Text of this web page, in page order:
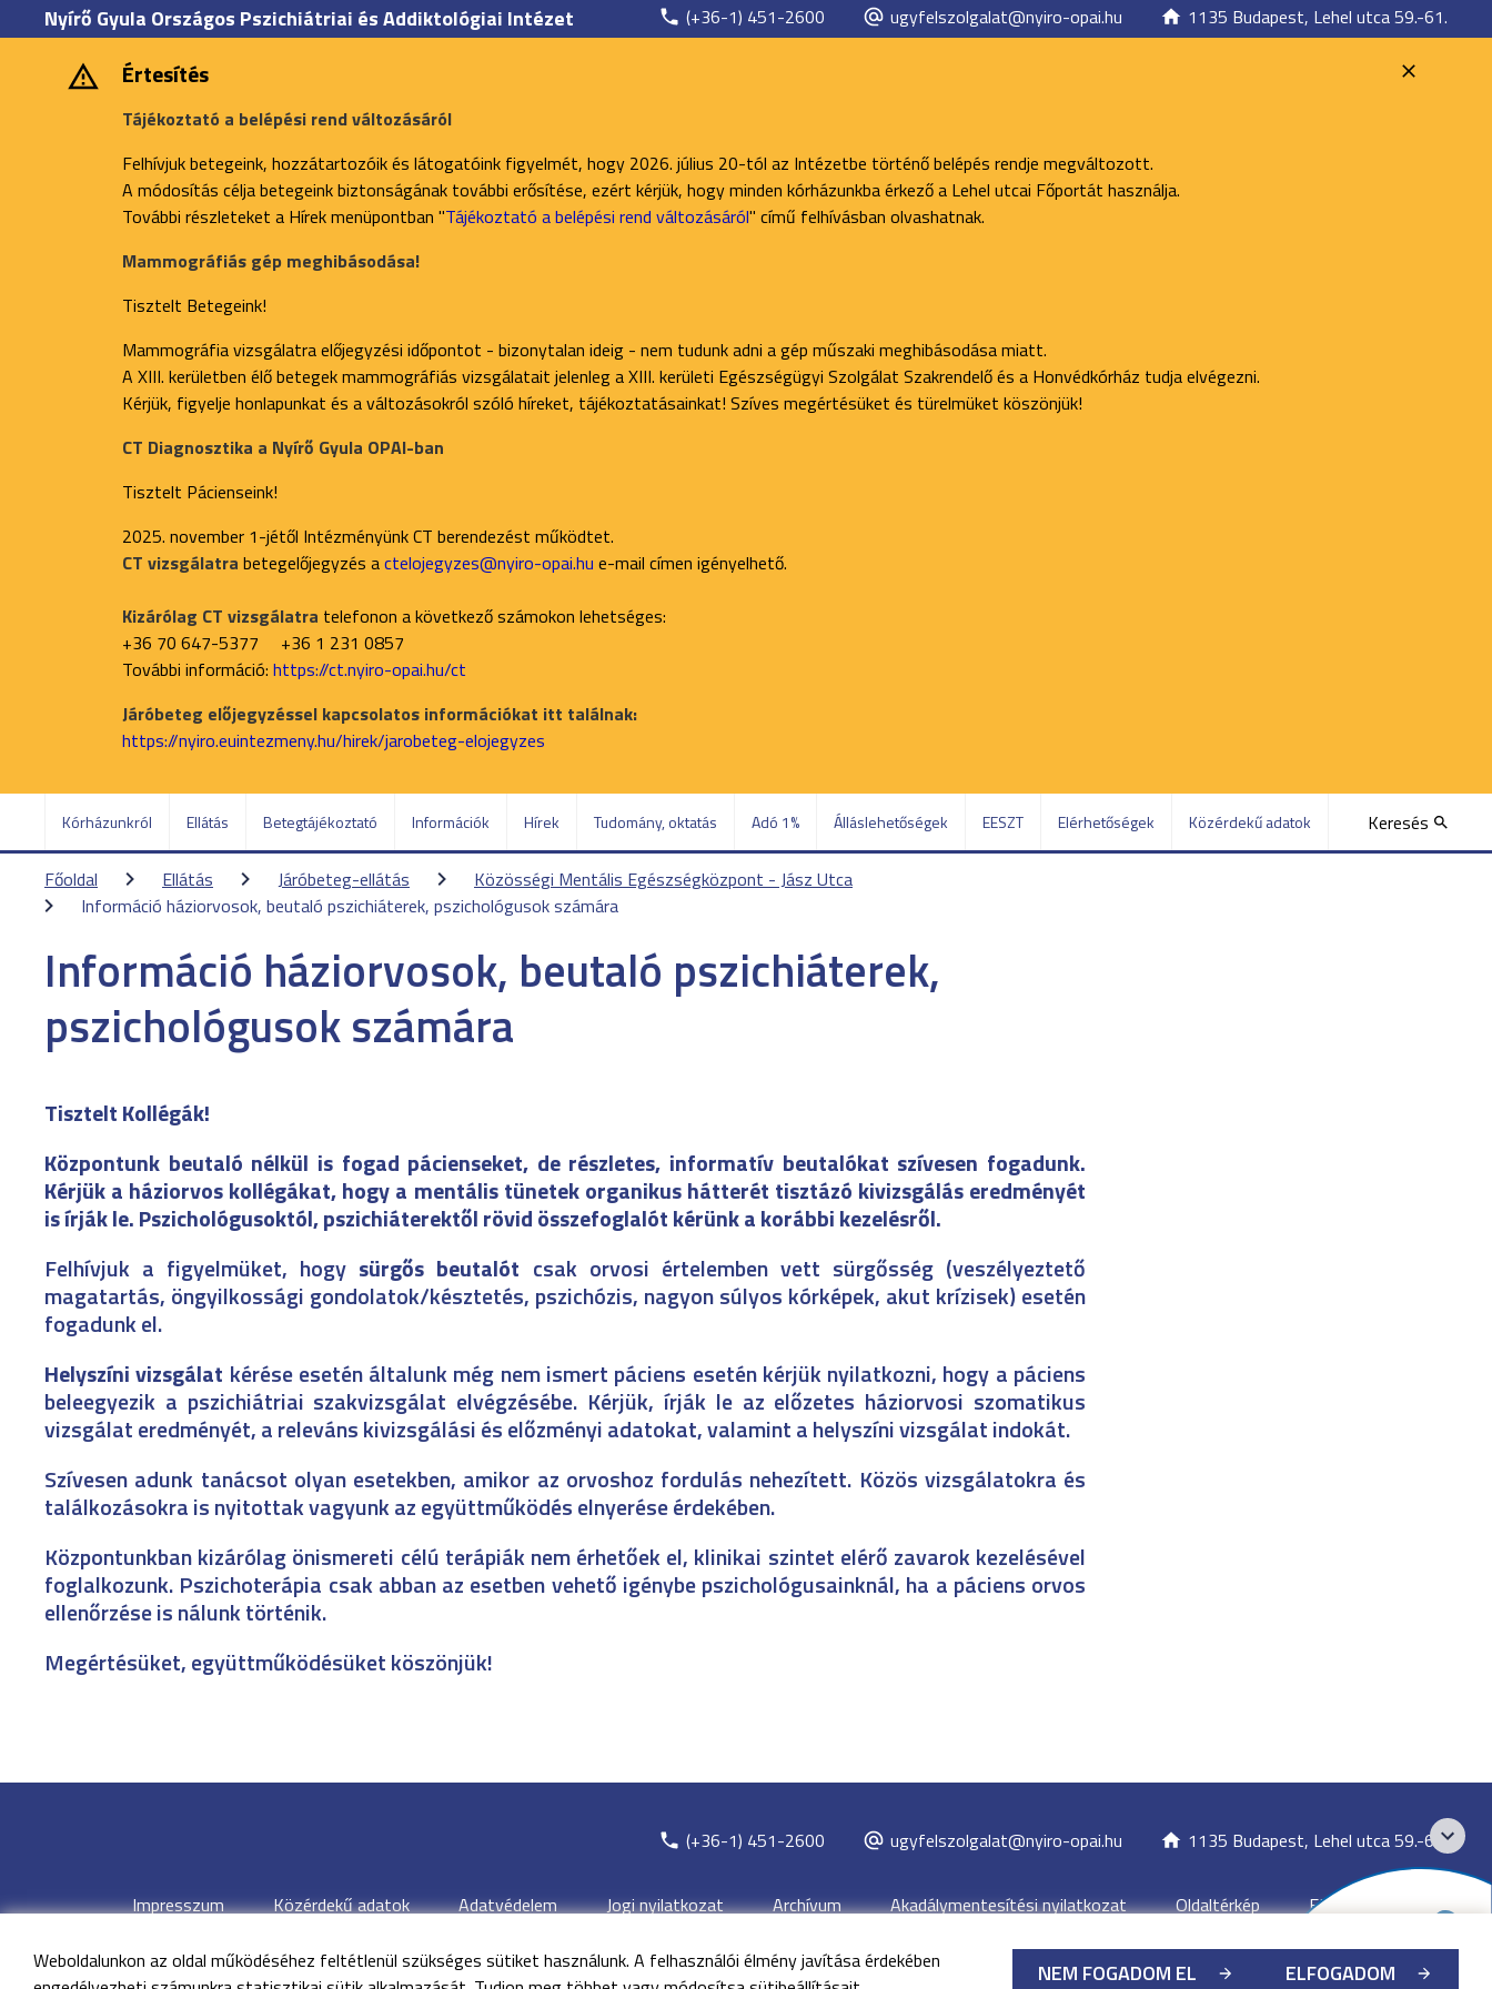
Weboldalunkon az oldal működéséhez feltétlenül szükséges sütiket használunk. A felhasználói élmény javítása érdekében
NEM FOGADOM EL ELFOGADOM
Nyírő Gyula Országos Pszichiátriai és Addiktológiai Intézet (+36-1) 451-2600 ugyfelszolgalat@nyiro-opai.hu 1135 Budapest, Lehel utca 59.-61.
Értesítés
Tájékoztató a belépési rend változásáról
Felhívjuk betegeink, hozzátartozóik és látogatóink figyelmét, hogy 2026. július 20-tól az Intézetbe történő belépés rendje megváltozott.
A módosítás célja betegeink biztonságának további erősítése, ezért kérjük, hogy minden kórházunkba érkező a Lehel utcai Főportát használja.
További részleteket a Hírek menüpontban "Tájékoztató a belépési rend változásáról" című felhívásban olvashatnak.
Mammográfiás gép meghibásodása!
Tisztelt Betegeink!
Mammográfia vizsgálatra előjegyzési időpontot - bizonytalan ideig - nem tudunk adni a gép műszaki meghibásodása miatt.
A XIII. kerületben élő betegek mammográfiás vizsgálatait jelenleg a XIII. kerületi Egészségügyi Szolgálat Szakrendelő és a Honvédkórház tudja elvégezni.
Kérjük, figyelje honlapunkat és a változásokról szóló híreket, tájékoztatásainkat! Szíves megértésüket és türelmüket köszönjük!
CT Diagnosztika a Nyírő Gyula OPAI-ban
Tisztelt Pácienseink!
2025. november 1-jétől Intézményünk CT berendezést működtet.
CT vizsgálatra betegelőjegyzés actelojegyzes@nyiro-opai.hu e-mail címen igényelhető.
Kizárólag CT vizsgálatra telefonon a következő számokon lehetséges:
+36 70 647-5377 +36 1 231 0857
További információ: https://ct.nyiro-opai.hu/ct
Járóbeteg előjegyzéssel kapcsolatos információkat itt találnak:
https://nyiro.euintezmeny.hu/hirek/jarobeteg-elojegyzes
Kórházunkról Ellátás Betegtájékoztató Információk Hírek Tudomány, oktatás Adó 1% Álláslehetőségek EESZT Elérhetőségek Közérdekű adatok Keresés
Főoldal Ellátás Járóbeteg-ellátás
Közösségi Mentális Egészségközpont - Jász Utca
Információ háziorvosok, beutaló pszichiáterek, pszichológusok számára
Információ háziorvosok, beutaló pszichiáterek,
pszichológusok számára
Tisztelt Kollégák!
Központunk beutaló nélkül is fogad pácienseket, de részletes, informatív beutalókat szívesen fogadunk.
Kérjük a háziorvos kollégákat, hogy a mentális tünetek organikus hátterét tisztázó kivizsgálás eredményét
is írják le. Pszichológusoktól, pszichiáterektől rövid összefoglalót kérünk a korábbi kezelésről.
Felhívjuk a figyelmüket, hogy sürgős beutalót csak orvosi értelemben vett sürgősség (veszélyeztető
magatartás, öngyilkossági gondolatok/késztetés, pszichózis, nagyon súlyos kórképek, akut krízisek) esetén
fogadunk el.
Helyszíni vizsgálat kérése esetén általunk még nem ismert páciens esetén kérjük nyilatkozni, hogy a páciens
beleegyezik a pszichiátriai szakvizsgálat elvégzésébe. Kérjük, írják le az előzetes háziorvosi szomatikus
vizsgálat eredményét, a releváns kivizsgálási és előzményi adatokat, valamint a helyszíni vizsgálat indokát.
Szívesen adunk tanácsot olyan esetekben, amikor az orvoshoz fordulás nehezített. Közös vizsgálatokra és
találkozásokra is nyitottak vagyunk az együttműködés elnyerése érdekében.
Központunkban kizárólag önismereti célú terápiák nem érhetőek el, klinikai szintet elérő zavarok kezelésével
foglalkozunk. Pszichoterápia csak abban az esetben vehető igénybe pszichológusainknál, ha a páciens orvos
ellenőrzése is nálunk történik.
Megértésüket, együttműködésüket köszönjük!
(+36-1) 451-2600 ugyfelszolgalat@nyiro-opai.hu 1135 Budapest, Lehel utca 59.-61.
Impresszum Közérdekű adatok Adatvédelem Jogi nyilatkozat Archívum Akadálymentesítési nyilatkozat Oldaltérkép EESZT
©Minden jog fenntartvaNyírő Gyula Országos Pszichiátriai és Addiktológiai Intézet -2026